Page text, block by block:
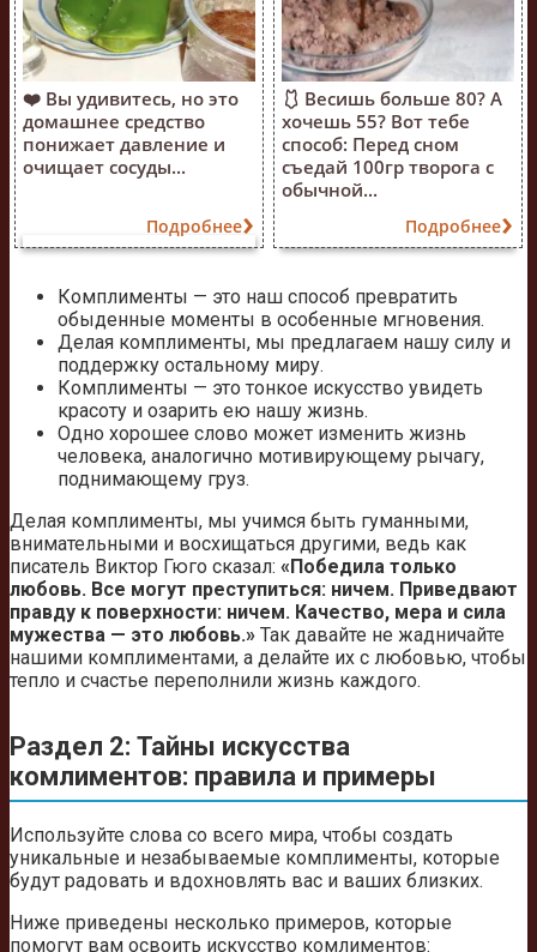
❤️ Вы удивитесь, но это
домашнее средство
понижает давление и
очищает сосуды...
Подробнее
🩱 Весишь больше 80? А
хочешь 55? Вот тебе
способ: Перед сном
съедай 100гр творога с
обычной...
Подробнее
Комплименты — это наш способ превратить
обыденные моменты в особенные мгновения.
Делая комплименты, мы предлагаем нашу силу и
поддержку остальному миру.
Комплименты — это тонкое искусство увидеть
красоту и озарить ею нашу жизнь.
Одно хорошее слово может изменить жизнь
человека, аналогично мотивирующему рычагу,
поднимающему груз.
Делая комплименты, мы учимся быть гуманными,
внимательными и восхищаться другими, ведь как
писатель Виктор Гюго сказал: «Победила только
любовь. Все могут преступиться: ничем. Приведвают
правду к поверхности: ничем. Качество, мера и сила
мужества — это любовь.» Так давайте не жадничайте
нашими комплиментами, а делайте их с любовью, чтобы
тепло и счастье переполнили жизнь каждого.
Раздел 2: Тайны искусства
комлиментов: правила и примеры
Используйте слова со всего мира, чтобы создать
уникальные и незабываемые комплименты, которые
будут радовать и вдохновлять вас и ваших близких.
Ниже приведены несколько примеров, которые
помогут вам освоить искусство комлиментов: